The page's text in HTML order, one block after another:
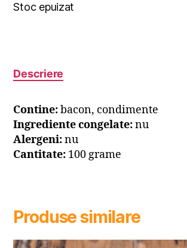
Stoc epuizat
Descriere
Contine:bacon, condimente
Ingrediente congelate:nu
Alergeni:nu
Cantitate: 100 grame
Produse similare